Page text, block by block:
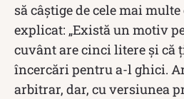
să câștige de cele mai
explicat: „Există un motiv
cuvânt are cinci litere și că
încercări pentru a-l ghici.
arbitrar, dar, cu versiunea